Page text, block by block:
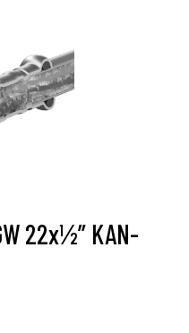
22x½” KAN-